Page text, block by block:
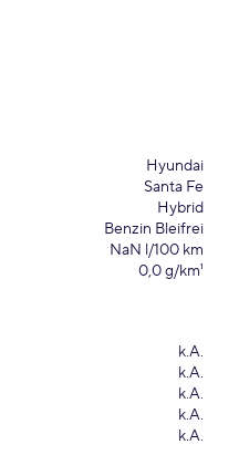
Hyundai
Santa Fe
Hybrid
Benzin Bleifrei
NaN l/100 km
0,0 g/km¹
k.A.
k.A.
k.A.
k.A.
k.A.